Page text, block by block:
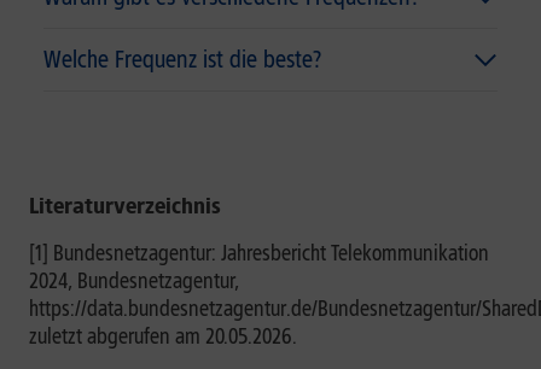
Welche Frequenz ist die beste?
Literaturverzeichnis
[1] Bundesnetzagentur: Jahresbericht Telekommunikation
2024, Bundesnetzagentur,
https://data.bundesnetzagentur.de/Bundesnetzagentur/
zuletzt abgerufen am 20.05.2026.